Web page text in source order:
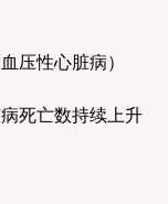
压性心脏病）
死亡数持续上升